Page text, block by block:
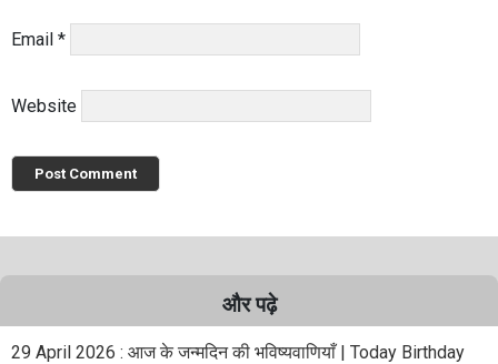
Email *
Website
और पढ़े
29 April 2026 : आज के जन्मदिन की भविष्यवाणियाँ | Today Birthday